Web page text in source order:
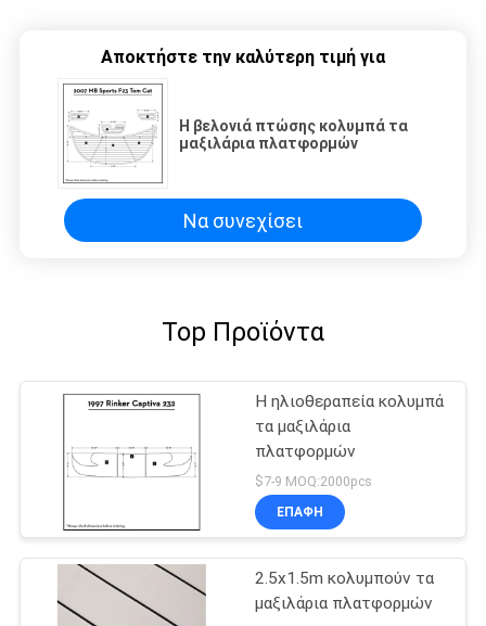
Αποκτήστε την καλύτερη τιμή για
Η βελονιά πτώσης κολυμπά τα
μαξιλάρια πλατφορμών
Να συνεχίσει
Top Προϊόντα
Η ηλιοθεραπεία κολυμπά
τα μαξιλάρια
πλατφορμών
$7-9 MOQ:2000pcs
ΕΠΑΦΉ
2.5x1.5m κολυμπούν τα
μαξιλάρια πλατφορμών